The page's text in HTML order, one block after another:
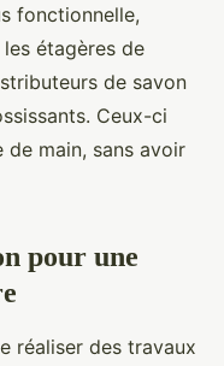
fonctionnelle,
étagères de
de savon
Ceux-ci
main, sans avoir
pour une
réaliser des travaux